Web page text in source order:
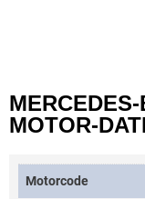
MOTOR-
Motorcode